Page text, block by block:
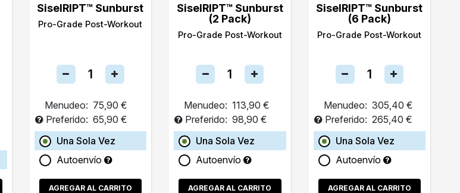
SiselRIPT™ Sunburst
Pro-Grade Post-Workout
Menudeo: 75,90 €
Preferido: 65,90 €
Una Sola Vez
Autoenvío
AGREGAR AL CARRITO
SiselRIPT™ Sunburst
(2 Pack)
Pro-Grade Post-Workout
Menudeo: 113,90 €
Preferido: 98,90 €
Una Sola Vez
Autoenvío
AGREGAR AL CARRITO
SiselRIPT™ Sunburst
(6 Pack)
Pro-Grade Post-Workout
Menudeo: 305,40 €
Preferido: 265,40 €
Una Sola Vez
Autoenvío
AGREGAR AL CARRITO